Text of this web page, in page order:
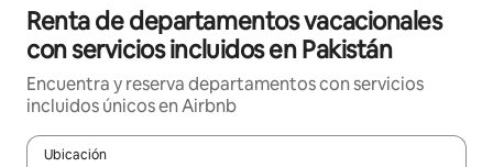
Renta de departamentos vacacionales
con servicios incluidos en Pakistán
Encuentra y reserva departamentos con servicios
incluidos únicos en Airbnb
Ubicación